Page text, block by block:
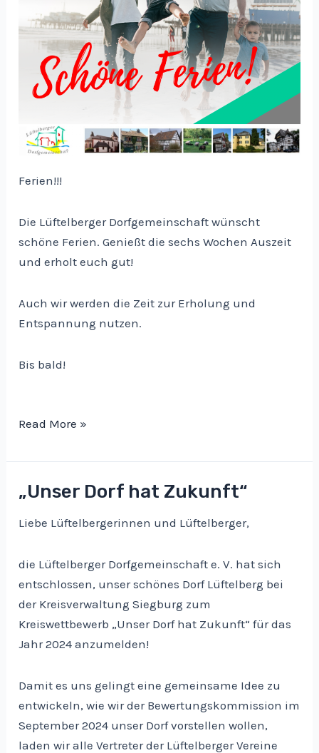
Ferien!!!
Die Lüftelberger Dorfgemeinschaft wünscht
schöne Ferien. Genießt die sechs Wochen Auszeit
und erholt euch gut!
Auch wir werden die Zeit zur Erholung und
Entspannung nutzen.
Bis bald!
Ferien!
Read More »
„Unser Dorf hat Zukunft“
Liebe Lüftelbergerinnen und Lüftelberger,
die Lüftelberger Dorfgemeinschaft e. V. hat sich
entschlossen, unser schönes Dorf Lüftelberg bei
der Kreisverwaltung Siegburg zum
Kreiswettbewerb „Unser Dorf hat Zukunft“ für das
Jahr 2024 anzumelden!
Damit es uns gelingt eine gemeinsame Idee zu
entwickeln, wie wir der Bewertungskommission im
September 2024 unser Dorf vorstellen wollen,
laden wir alle Vertreter der Lüftelberger Vereine